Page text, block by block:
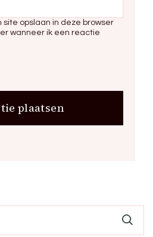
site opslaan in deze browser
wanneer ik een reactie